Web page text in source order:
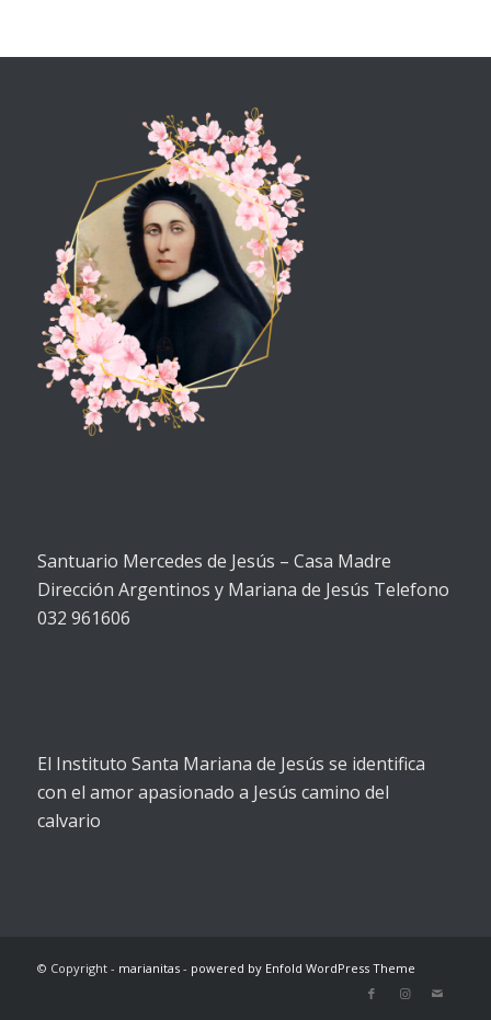
Santuario Mercedes de Jesús – Casa Madre
Dirección Argentinos y Mariana de Jesús Telefono
032 961606
El Instituto Santa Mariana de Jesús se identifica
con el amor apasionado a Jesús camino del
calvario
© Copyright - marianitas- powered by Enfold WordPress Theme